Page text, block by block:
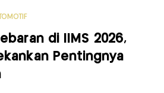
di IIMS 2026,
Pentingnya